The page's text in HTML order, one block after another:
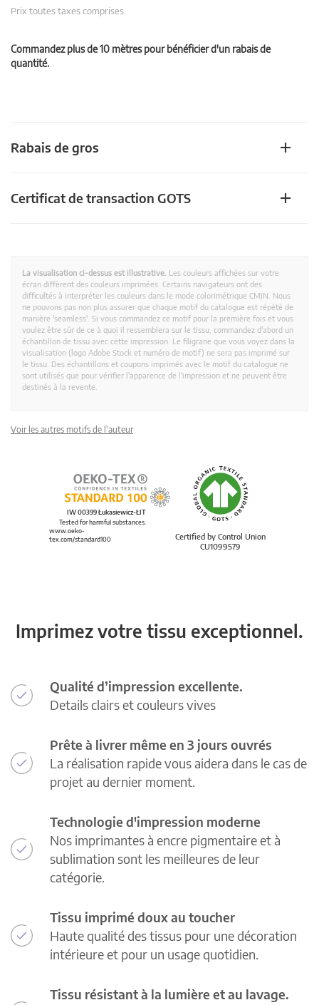
Prix toutes taxes comprises
Commandez plus de 10 mètres pour bénéficier d'un rabais de
quantité.
Rabais de gros
Certificat de transaction GOTS
La visualisation ci-dessus est illustrative. Les couleurs affichées sur votre
écran diffèrent des couleurs imprimées. Certains navigateurs ont des
difficultés à interpréter les couleurs dans le mode colorimétrique CMJN. Nous
ne pouvons pas non plus assurer que chaque motif du catalogue est répété de
manière 'seamless'. Si vous commandez ce motif pour la première fois et vous
voulez être sûr de ce à quoi il ressemblera sur le tissu, commandez d'abord un
échantillon de tissu avec cette impression. Le filigrane que vous voyez dans la
visualisation (logo Adobe Stock et numéro de motif) ne sera pas imprimé sur
le tissu. Des échantillons et coupons imprimés avec le motif du catalogue ne
sont utilisés que pour vérifier l'apparence de l'impression et ne peuvent être
destinés à la revente.
Voir les autres motifs de l'auteur
Certified by Control Union
CU1099579
IW 00399 Łukasiewicz-ŁIT
Tested for harmful substances.
www.oeko-
tex.com/standard100
Imprimez votre tissu exceptionnel.
Qualité d’impression excellente.
Details clairs et couleurs vives
Prête à livrer même en 3 jours ouvrés
La réalisation rapide vous aidera dans le cas de
projet au dernier moment.
Technologie d'impression moderne
Nos imprimantes à encre pigmentaire et à
sublimation sont les meilleures de leur
catégorie.
Tissu imprimé doux au toucher
Haute qualité des tissus pour une décoration
intérieure et pour un usage quotidien.
Tissu résistant à la lumière et au lavage.